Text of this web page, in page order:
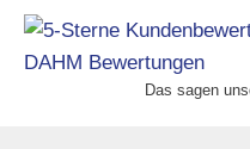
Das sagen